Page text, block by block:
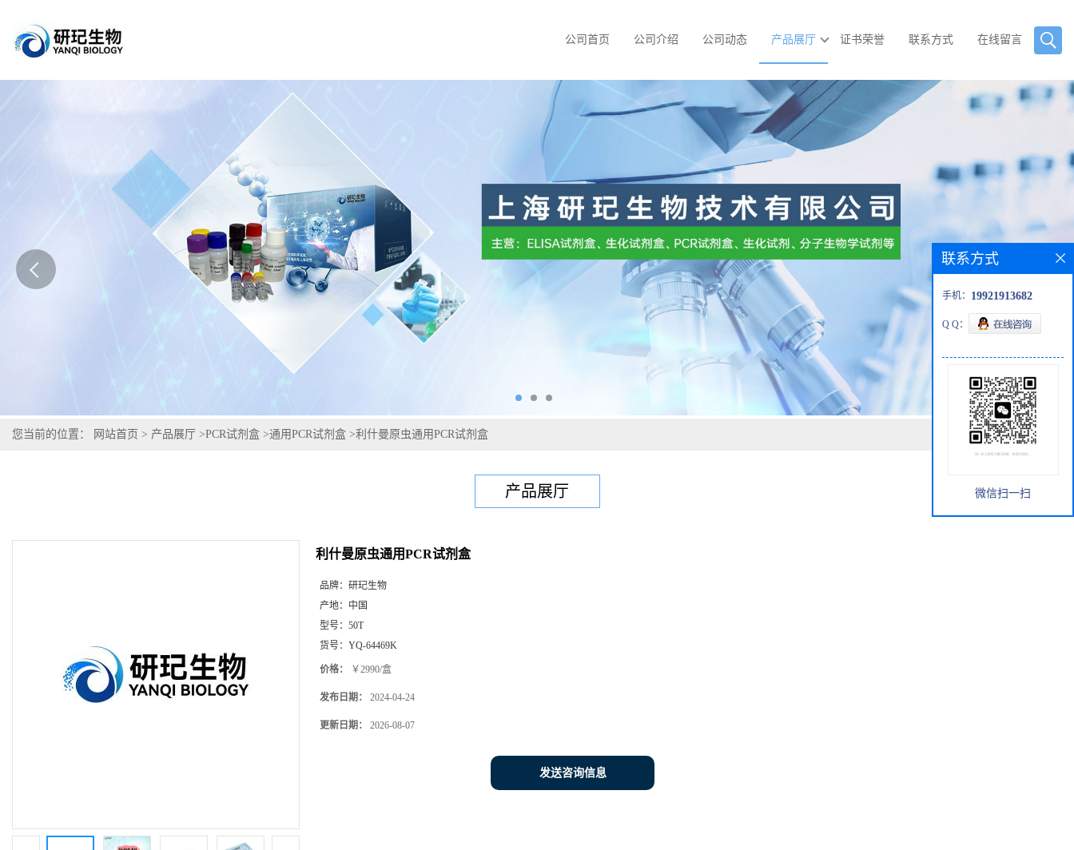
公司首页 公司介绍 公司动态 产品展厅 证书荣誉 联系方式 在线留言
您当前的位置： 网站首页 > 产品展厅 >PCR试剂盒 >通用PCR试剂盒 >利什曼原虫通用PCR试剂盒
产品展厅
利什曼原虫通用PCR试剂盒
品牌： 研玘生物
产地： 中国
型号： 50T
货号： YQ-64469K
价格： ￥2990/盒
发布日期： 2024-04-24
更新日期： 2026-08-07
发送咨询信息
联系方式
手机： 19921913682
Q Q：
微信扫一扫